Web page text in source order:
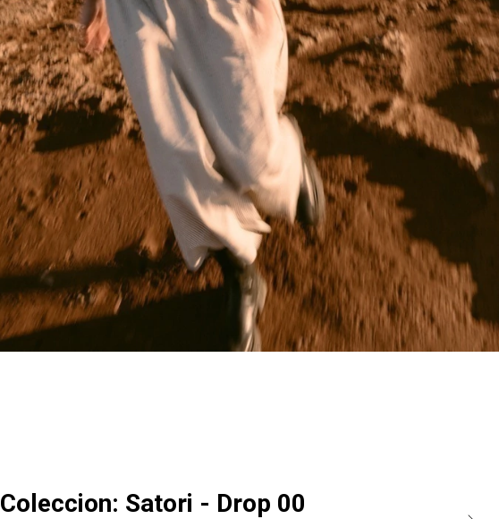
Coleccion: Satori - Drop 00